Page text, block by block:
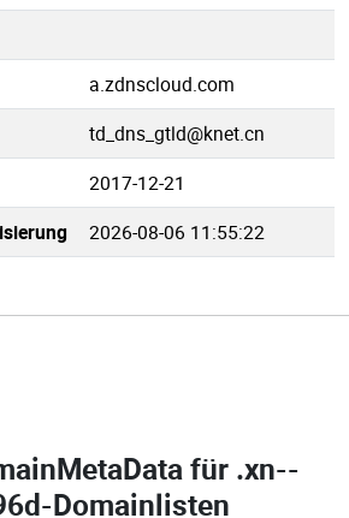
a.zdnscloud.com
td_dns_gtld@knet.cn
2017-12-21
2026-08-06 11:55:22
für .xn--
Domainlisten